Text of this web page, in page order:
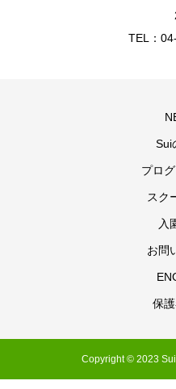
TEL：
Sui
プロ
スク
入
お問
保
Copyright © 2023